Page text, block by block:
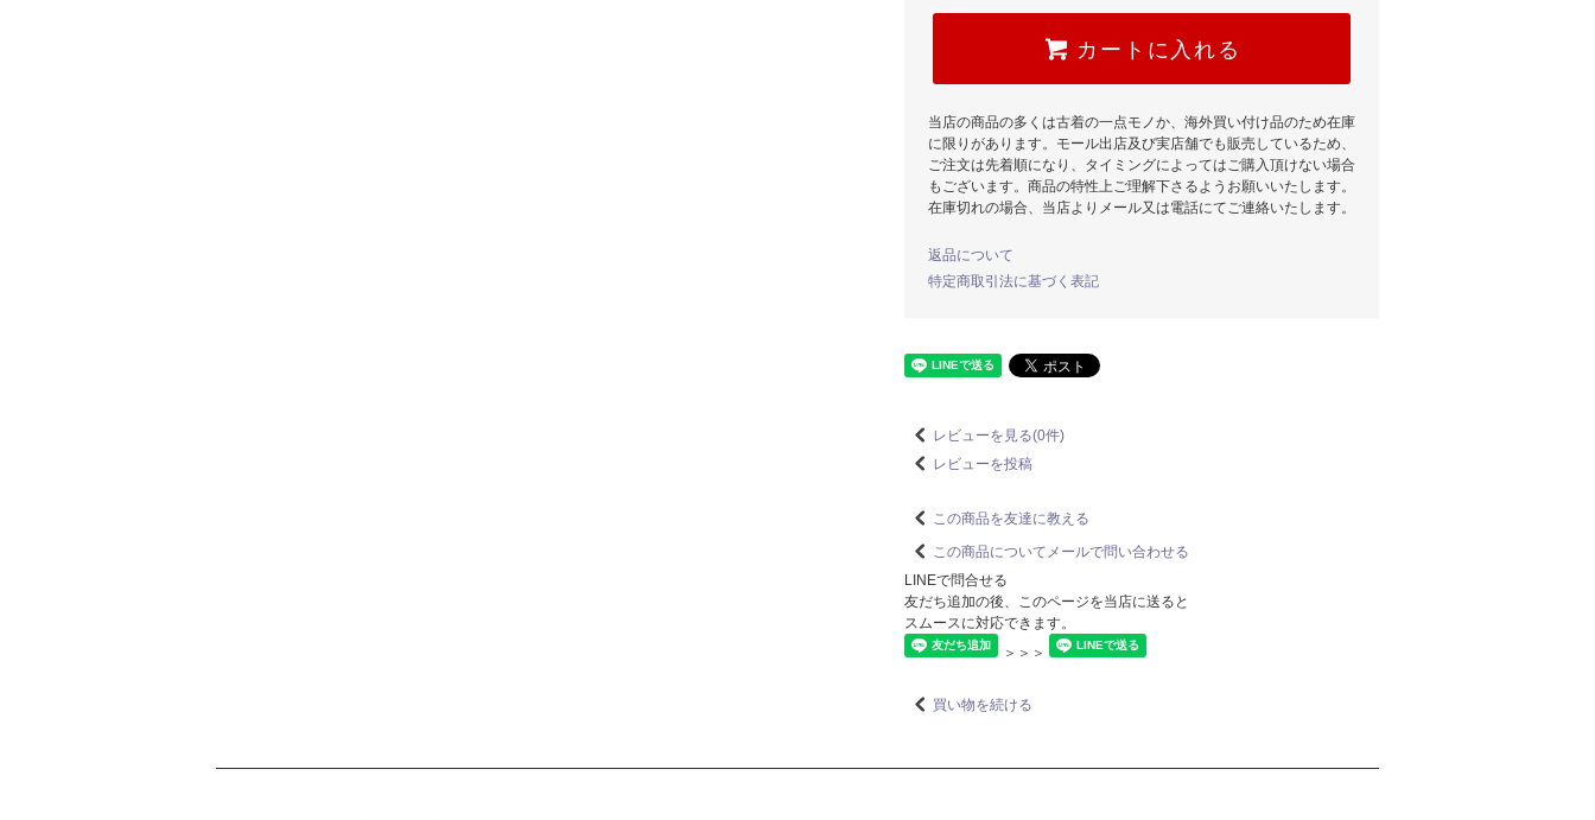
カートに入れる
当店の商品の多くは古着の一点モノか、海外買い付け品のため在庫
に限りがあります。モール出店及び実店舗でも販売しているため、
ご注文は先着順になり、タイミングによってはご購入頂けない場合
もございます。商品の特性上ご理解下さるようお願いいたします。
在庫切れの場合、当店よりメール又は電話にてご連絡いたします。
返品について
特定商取引法に基づく表記
レビューを見る(0件)
レビューを投稿
この商品を友達に教える
この商品についてメールで問い合わせる
LINEで問合せる
友だち追加の後、このページを当店に送ると
スムースに対応できます。
＞＞＞
買い物を続ける